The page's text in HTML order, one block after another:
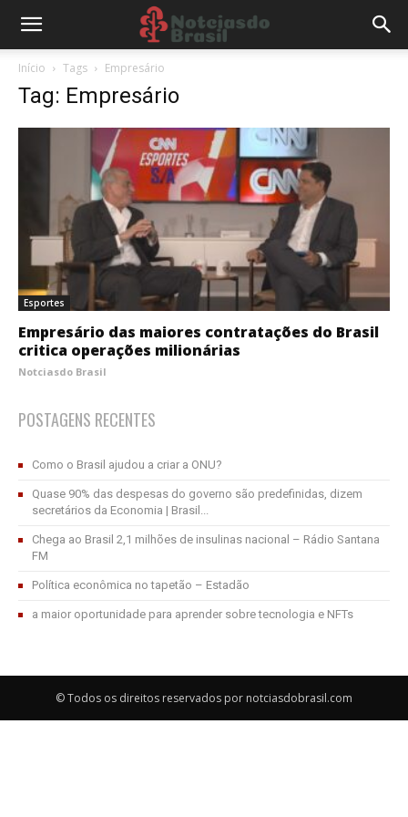
Início Tags Empresário
Tag: Empresário
Esportes
Empresário das maiores contratações do Brasil
critica operações milionárias
Notciasdo Brasil
POSTAGENS RECENTES
Como o Brasil ajudou a criar a ONU?
Quase 90% das despesas do governo são predefinidas, dizem
secretários da Economia | Brasil...
Chega ao Brasil 2,1 milhões de insulinas nacional – Rádio Santana
FM
Política econômica no tapetão – Estadão
a maior oportunidade para aprender sobre tecnologia e NFTs
© Todos os direitos reservados por notciasdobrasil.com